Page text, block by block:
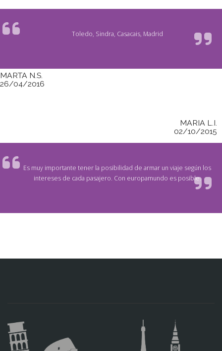
Toledo, Sindra, Casacais, Madrid
MARTA N.S.
26/04/2016
MARIA L.I.
02/10/2015
Es muy importante tener la posibilidad de armar un viaje según los
intereses de cada pasajero. Con europamundo es posible.